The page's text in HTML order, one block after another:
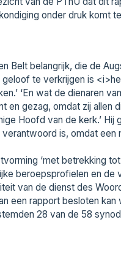
onder druk komt
Belt belangrijk, die de
te verkrijgen is
‘En wat de dienaren
en gezag, omdat zij allen
Hoofd van de kerk.’ Hij
is, omdat een
‘met betrekking
beroepsprofielen en de
van de dienst des
een rapport besloten kan
28 van de 58